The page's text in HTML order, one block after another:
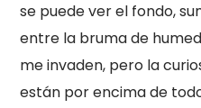
se puede ver el fondo,
entre la bruma de
me invaden, pero la
están por encima de